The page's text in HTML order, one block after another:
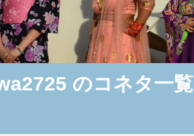
のコネタ一覧